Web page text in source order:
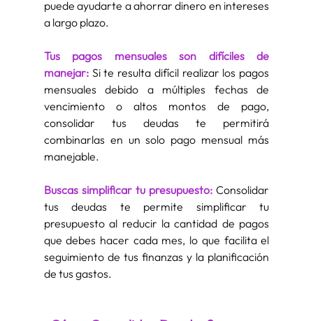
puede ayudarte a ahorrar dinero en intereses
a largo plazo.
Tus pagos mensuales son difíciles de
manejar: Si te resulta difícil realizar los pagos
mensuales debido a múltiples fechas de
vencimiento o altos montos de pago,
consolidar tus deudas te permitirá
combinarlas en un solo pago mensual más
manejable.
Buscas simplificar tu presupuesto: Consolidar
tus deudas te permite simplificar tu
presupuesto al reducir la cantidad de pagos
que debes hacer cada mes, lo que facilita el
seguimiento de tus finanzas y la planificación
de tus gastos.